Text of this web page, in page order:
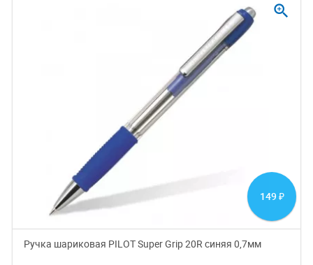
149 ₽
Ручка шариковая PILOT Super Grip 20R синяя 0,7мм
zoom_in